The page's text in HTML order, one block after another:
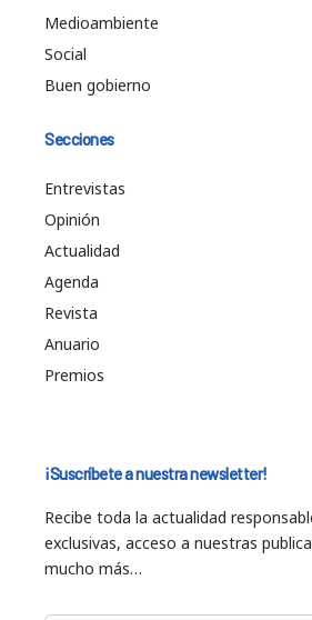
Medioambiente
Social
Buen gobierno
Secciones
Entrevistas
Opinión
Actualidad
Agenda
Revista
Anuario
Premios
¡Suscríbete a nuestra newsletter!
Recibe toda la actualidad
exclusivas, acceso a nuestras
mucho más…